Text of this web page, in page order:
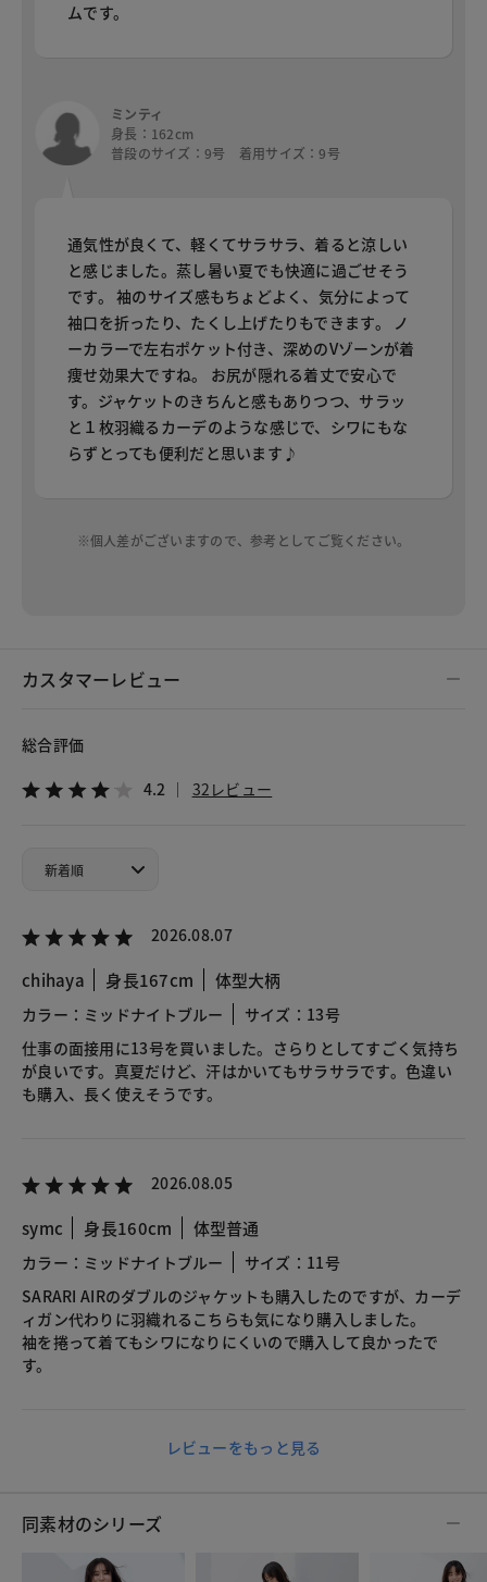
ムです。
ミンティ
身長：162cm
普段のサイズ：9号 着用サイズ：9号
通気性が良くて、軽くてサラサラ、着ると涼しい
と感じました。蒸し暑い夏でも快適に過ごせそう
です。 袖のサイズ感もちょどよく、気分によって
袖口を折ったり、たくし上げたりもできます。 ノ
ーカラーで左右ポケット付き、深めのVゾーンが着
痩せ効果大ですね。 お尻が隠れる着丈で安心で
す。ジャケットのきちんと感もありつつ、サラッ
と１枚羽織るカーデのような感じで、シワにもな
らずとっても便利だと思います♪
※個人差がございますので、参考としてご覧ください。
カスタマーレビュー
総合評価
4.2 32レビュー
2026.08.07
chihaya 身長167cm 体型大柄
カラー：ミッドナイトブルー
サイズ：13号
仕事の面接用に13号を買いました。さらりとしてすごく気持ち
が良いです。真夏だけど、汗はかいてもサラサラです。色違い
も購入、長く使えそうです。
2026.08.05
symc 身長160cm 体型普通
カラー：ミッドナイトブルー
サイズ：11号
SARARI AIRのダブルのジャケットも購入したのですが、カーデ
ィガン代わりに羽織れるこちらも気になり購入しました。
袖を捲って着てもシワになりにくいので購入して良かったで
す。
レビューをもっと見る
同素材のシリーズ